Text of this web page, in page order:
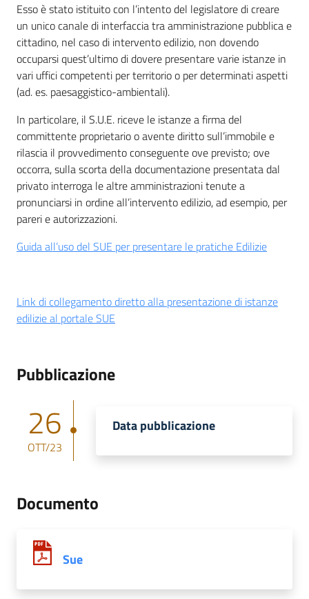
Esso è stato istituito con l’intento del legislatore di creare
un unico canale di interfaccia tra amministrazione pubblica e
cittadino, nel caso di intervento edilizio, non dovendo
occuparsi quest’ultimo di dovere presentare varie istanze in
vari uffici competenti per territorio o per determinati aspetti
(ad. es. paesaggistico-ambientali).
In particolare, il S.U.E. riceve le istanze a firma del
committente proprietario o avente diritto sull’immobile e
rilascia il provvedimento conseguente ove previsto; ove
occorra, sulla scorta della documentazione presentata dal
privato interroga le altre amministrazioni tenute a
pronunciarsi in ordine all’intervento edilizio, ad esempio, per
pareri e autorizzazioni.
Guida all’uso del SUE per presentare le pratiche Edilizie
Link di collegamento diretto alla presentazione di istanze
edilizie al portale SUE
Pubblicazione
26
OTT/23
Data pubblicazione
Documento
Sue